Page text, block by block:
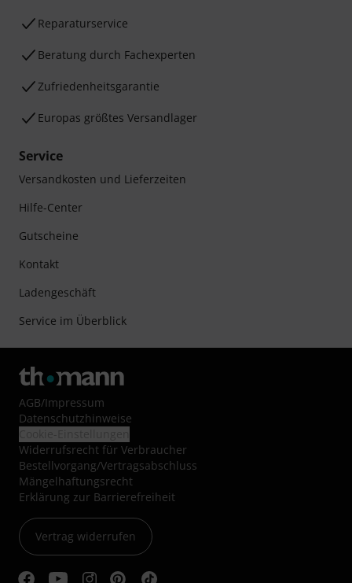
Reparaturservice
Beratung durch Fachexperten
Zufriedenheitsgarantie
Europas größtes Versandlager
Service
Versandkosten und Lieferzeiten
Hilfe-Center
Gutscheine
Kontakt
Ladengeschäft
Service im Überblick
AGB/Impressum
Datenschutzhinweise
Widerrufsrecht für Verbraucher
Bestellvorgang/Vertragsabschluss
Mängelhaftungsrecht
Erklärung zur Barrierefreiheit
Vertrag widerrufen